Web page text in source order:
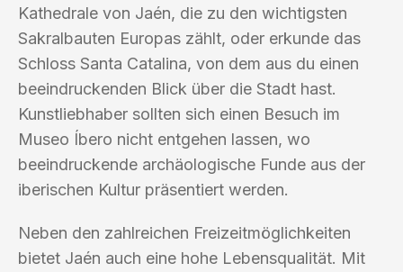
Kathedrale von Jaén, die zu den wichtigsten
Sakralbauten Europas zählt, oder erkunde das
Schloss Santa Catalina, von dem aus du einen
beeindruckenden Blick über die Stadt hast.
Kunstliebhaber sollten sich einen Besuch im
Museo Íbero nicht entgehen lassen, wo
beeindruckende archäologische Funde aus der
iberischen Kultur präsentiert werden.
Neben den zahlreichen Freizeitmöglichkeiten
bietet Jaén auch eine hohe Lebensqualität. Mit